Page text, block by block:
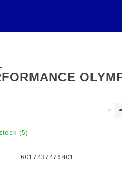
(5)
6017437476401